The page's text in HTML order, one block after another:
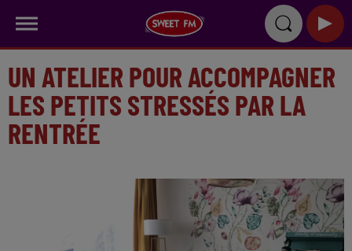
UN ATELIER POUR ACCOMPAGNER
LES PETITS STRESSÉS PAR LA
RENTRÉE